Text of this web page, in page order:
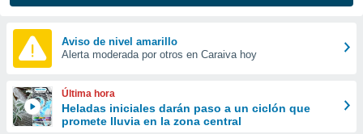
y
forma
digital
basada
Aviso de nivel amarillo
Alerta moderada por otros en Caraiva hoy
Última hora
Heladas iniciales darán paso a un ciclón que
promete lluvia en la zona central